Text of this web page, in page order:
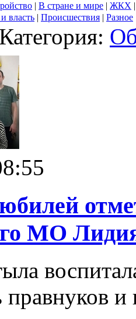
| В стране и мире | ЖКХ
власть | Происшествия | Разное
Категория:
МО
правнуков